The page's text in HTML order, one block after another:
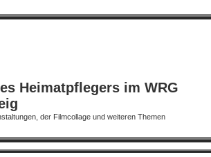
Heimatpflegers im WRG
der Filmcollage und weiteren Themen